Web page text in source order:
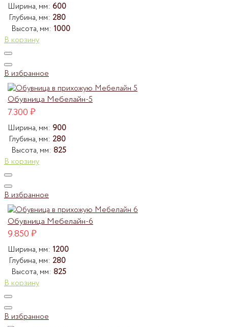
Ширина, мм: 600
Глубина, мм: 280
Высота, мм: 1000
В корзину
В избранное
Обувница Мебелайн-5
7.300₽
Ширина, мм: 900
Глубина, мм: 280
Высота, мм: 825
В корзину
В избранное
Обувница Мебелайн-6
9.850₽
Ширина, мм: 1200
Глубина, мм: 280
Высота, мм: 825
В корзину
В избранное